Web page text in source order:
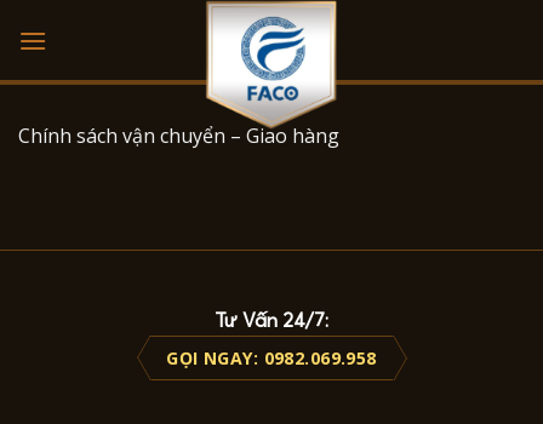
content
Chính sách vận chuyển – Giao hàng
Tư Vấn 24/7:
GỌI NGAY: 0982.069.958